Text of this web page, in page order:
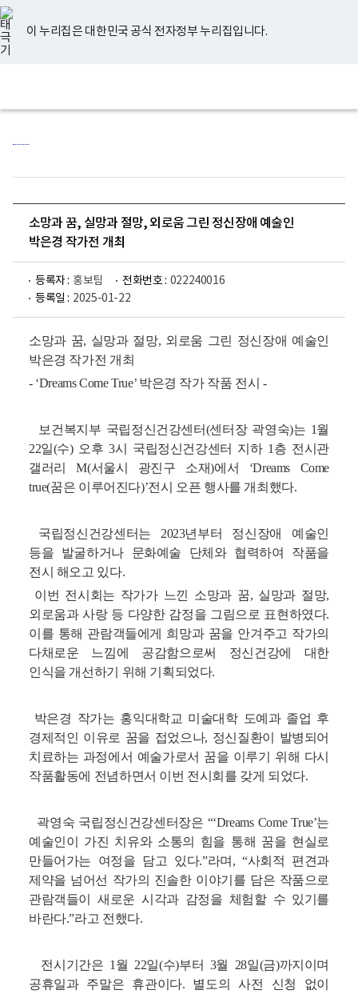
너
비
767px
이
하
이 누리집은 대한민국 공식 전자정부 누리집입니다.
지
검
메
홈
소망과 꿈, 실망과 절망, 외로움 그린 정신장애 예술인
박은경 작가전 개최
등록자 : 홍보팀 전화번호 : 022240016
등록일 : 2025-01-22
소망과 꿈, 실망과 절망, 외로움 그린 정신장애 예술인
박은경 작가전 개최
- ‘Dreams Come True’ 박은경 작가 작품 전시 -
보건복지부 국립정신건강센터(센터장 곽영숙)는 1월
22일(수) 오후 3시 국립정신건강센터 지하 1층 전시관
갤러리 M(서울시 광진구 소재)에서 ‘Dreams Come
true(꿈은 이루어진다)’전시 오픈 행사를 개최했다.
국립정신건강센터는 2023년부터 정신장애 예술인
등을 발굴하거나 문화예술 단체와 협력하여 작품을
전시 해오고 있다.
이번 전시회는 작가가 느낀 소망과 꿈, 실망과 절망,
외로움과 사랑 등 다양한 감정을 그림으로 표현하였다.
이를 통해 관람객들에게 희망과 꿈을 안겨주고 작가의
다채로운 느낌에 공감함으로써 정신건강에 대한
인식을 개선하기 위해 기획되었다.
박은경 작가는 홍익대학교 미술대학 도예과 졸업 후
경제적인 이유로 꿈을 접었으나, 정신질환이 발병되어
치료하는 과정에서 예술가로서 꿈을 이루기 위해 다시
작품활동에 전념하면서 이번 전시회를 갖게 되었다.
곽영숙 국립정신건강센터장은 “‘Dreams Come True’는
예술인이 가진 치유와 소통의 힘을 통해 꿈을 현실로
만들어가는 여정을 담고 있다.”라며, “사회적 편견과
제약을 넘어선 작가의 진솔한 이야기를 담은 작품으로
관람객들이 새로운 시각과 감정을 체험할 수 있기를
바란다.”라고 전했다.
전시기간은 1월 22일(수)부터 3월 28일(금)까지이며
공휴일과 주말은 휴관이다. 별도의 사전 신청 없이
유
튜
브
페
이
스
북
인
스
타
그
램
블
로
그